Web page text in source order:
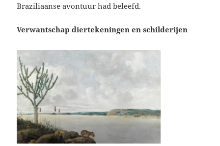
Braziliaanse avontuur had beleefd.
Verwantschap diertekeningen en schilderijen